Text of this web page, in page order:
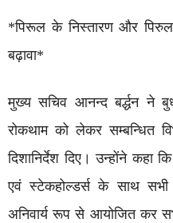
*पिरूल के निस्तारण और पिरुल
बढ़ावा*
मुख्य सचिव आनन्द बर्द्धन ने
रोकथाम को लेकर सम्बन्धित
दिशानिर्देश दिए। उन्होंने कहा
एवं स्टेकहोल्डर्स के साथ
अनिवार्य रूप से आयोजित कर